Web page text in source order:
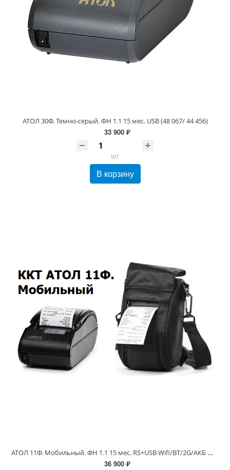
АТОЛ 30Ф. Темно-серый. ФН 1.1 15 мес. USB (48 067/ 44 456)
33 900 ₽
шт
В корзину
АТОЛ 11Ф. Мобильный. ФН 1.1 15 мес. RS+USB Wifi/BT/2G/АКБ Мобильная ККТ (48 064)
36 900 ₽